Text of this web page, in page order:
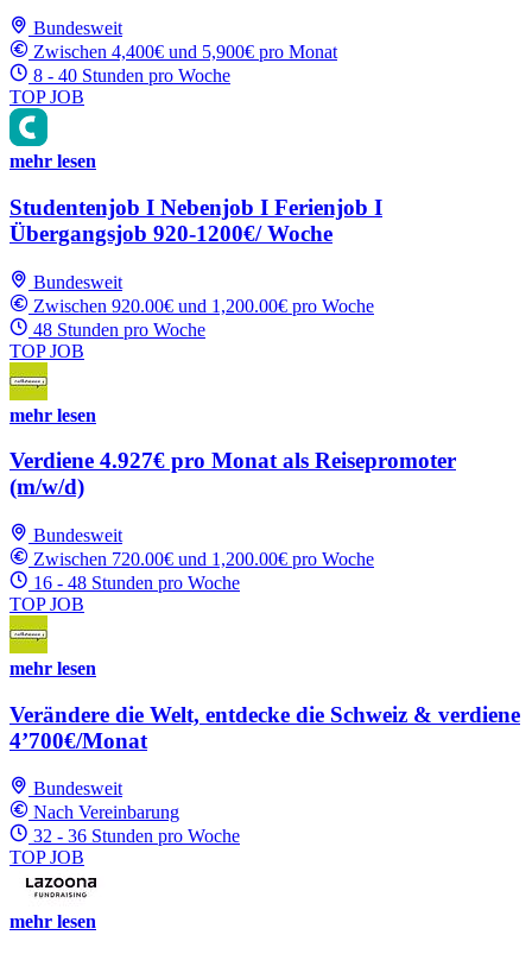
Bundesweit
Zwischen 4,400€ und 5,900€ pro Monat
8 - 40 Stunden pro Woche
TOP JOB
mehr lesen
Studentenjob I Nebenjob I Ferienjob I
Übergangsjob 920-1200€/ Woche
Bundesweit
Zwischen 920.00€ und 1,200.00€ pro Woche
48 Stunden pro Woche
TOP JOB
mehr lesen
Verdiene 4.927€ pro Monat als Reisepromoter
(m/w/d)
Bundesweit
Zwischen 720.00€ und 1,200.00€ pro Woche
16 - 48 Stunden pro Woche
TOP JOB
mehr lesen
Verändere die Welt, entdecke die Schweiz & verdiene
4’700€/Monat
Bundesweit
Nach Vereinbarung
32 - 36 Stunden pro Woche
TOP JOB
mehr lesen